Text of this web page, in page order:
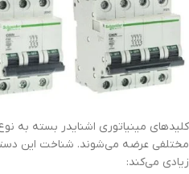
کلیدهای مینیاتوری اشنایدر بسته به
مختلفی عرضه می‌شوند. شناخت این
زیادی می‌کند: